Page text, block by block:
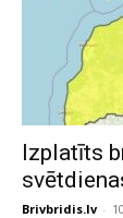
Izplatīts
Brivbridis.lv -